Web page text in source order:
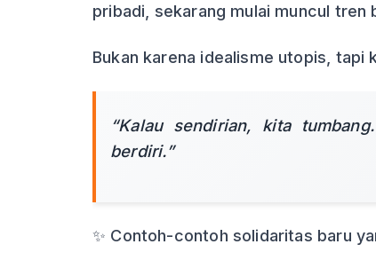
pribadi, sekarang mulai muncul
Bukan karena idealisme utopis, tapi
“Kalau sendirian, kita
berdiri.”
✨ Contoh-contoh solidaritas baru